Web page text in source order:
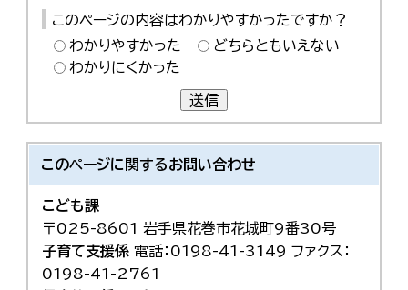
简体中文
繁體中文
このページの内容はわかりやすかったですか？
わかりやすかった
どちらともいえない
わかりにくかった
送信
このページに関するお問い合わせ
こども課
〒025-8601 岩手県花巻市花城町9番30号
子育て支援係 電話：0198-41-3149 ファクス：
0198-41-2761